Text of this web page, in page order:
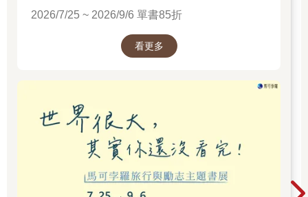
約翰：我不清楚。但是，我上課的時候會刺痛我的手嗎？
拜倫：女士先生們，這是很有趣的粉筆閒聊。但我們能不能開始
芭芭拉、賴利、泰德齊聲說：哦，我們不是已經開始了嗎？
開始 如果你即將進行一項偉大的開發案──譬如設計一種超級粉
筆──起步可能是最困難的。所有的需求要件作業(requirements
work)進行之前，都會先有某種萌發程序（initiation process）：
某人興起一個概念（idea），想要設計或建造某個東西。不論這
2026/7/25 ~ 2026/9/6 單書85折
看更多